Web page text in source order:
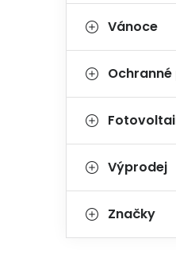
Vánoce
Výprodej
Značky